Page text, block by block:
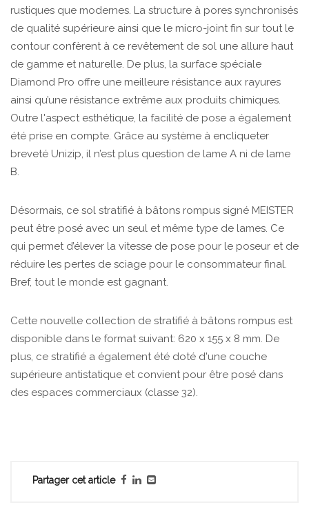
rustiques que modernes. La structure à pores synchronisés
de qualité supérieure ainsi que le micro-joint fin sur tout le
contour confèrent à ce revêtement de sol une allure haut
de gamme et naturelle. De plus, la surface spéciale
Diamond Pro offre une meilleure résistance aux rayures
ainsi qu’une résistance extrême aux produits chimiques.
Outre l'aspect esthétique, la facilité de pose a également
été prise en compte. Grâce au système à encliqueter
breveté Unizip, il n’est plus question de lame A ni de lame
B.
Désormais, ce sol stratifié à bâtons rompus signé MEISTER
peut être posé avec un seul et même type de lames. Ce
qui permet d’élever la vitesse de pose pour le poseur et de
réduire les pertes de sciage pour le consommateur final.
Bref, tout le monde est gagnant.
Cette nouvelle collection de stratifié à bâtons rompus est
disponible dans le format suivant: 620 x 155 x 8 mm. De
plus, ce stratifié a également été doté d'une couche
supérieure antistatique et convient pour être posé dans
des espaces commerciaux (classe 32).
Partager cet article